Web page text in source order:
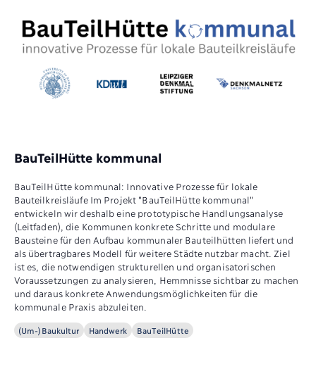
BauTeilHütte kommunal
BauTeilHütte kommunal: Innovative Prozesse für lokale
Bauteilkreisläufe Im Projekt "BauTeilHütte kommunal"
entwickeln wir deshalb eine prototypische Handlungsanalyse
(Leitfaden), die Kommunen konkrete Schritte und modulare
Bausteine für den Aufbau kommunaler Bauteilhütten liefert und
als übertragbares Modell für weitere Städte nutzbar macht. Ziel
ist es, die notwendigen strukturellen und organisatorischen
Voraussetzungen zu analysieren, Hemmnisse sichtbar zu machen
und daraus konkrete Anwendungsmöglichkeiten für die
kommunale Praxis abzuleiten.
(Um-)Baukultur Handwerk BauTeilHütte